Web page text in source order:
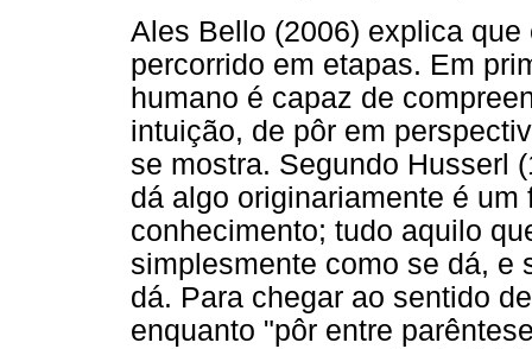
Ales Bello (2006) explica
percorrido em etapas. Em
humano é capaz de
intuição, de pôr em
se mostra. Segundo Husserl
dá algo originariamente é
conhecimento; tudo aquilo
simplesmente como se dá, e
dá. Para chegar ao sentido
enquanto "pôr entre